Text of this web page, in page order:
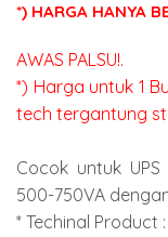
*) HARGA HANYA
AWAS PALSU!.
*) Harga untuk 1
tech tergantung
Cocok untuk
500-750VA
* Techinal Product :